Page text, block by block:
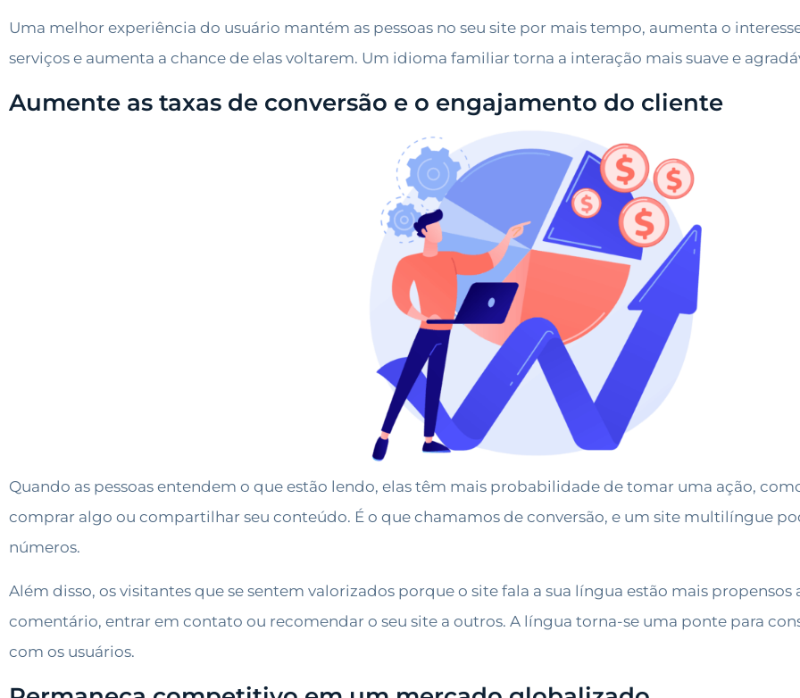
Uma melhor experiência do usuário mantém as pessoas no seu site por mais tempo, aumenta o
serviços e aumenta a chance de elas voltarem. Um idioma familiar torna a interação mais suave e
Aumente as taxas de conversão e o engajamento do cliente
Quando as pessoas entendem o que estão lendo, elas têm mais probabilidade de tomar uma ação,
comprar algo ou compartilhar seu conteúdo. É o que chamamos de conversão, e um site multilíngue
números.
Além disso, os visitantes que se sentem valorizados porque o site fala a sua língua estão mais
comentário, entrar em contato ou recomendar o seu site a outros. A língua torna-se uma ponte para
com os usuários.